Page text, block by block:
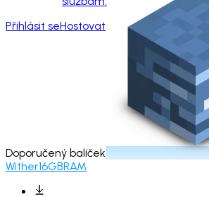
Přihlásit seHostovat
Doporučený balíček
Wither16GBRAM